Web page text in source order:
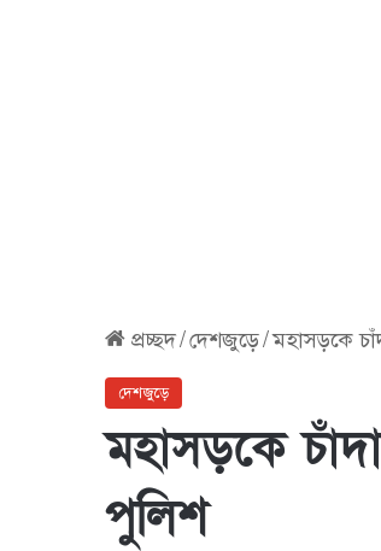
প্রচ্ছদ/দেশজুড়ে/মহাসড়কে
দেশজুড়ে
মহাসড়কে
পুলিশ